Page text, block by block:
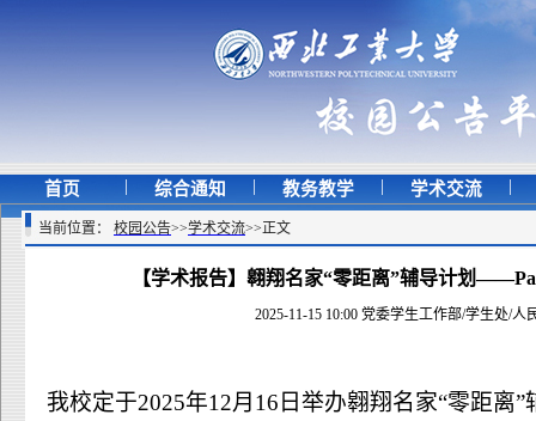
首页 | 综合通知 | 教务教学 | 学术交流 |
当前位置： 校园公告>>学术交流>>正文
【学术报告】翱翔名家“零距离”辅导计划
2025-11-15 10:00 党委学生工作部/学生处/人
我校定于2025年12月16日举办翱翔名家“零距离